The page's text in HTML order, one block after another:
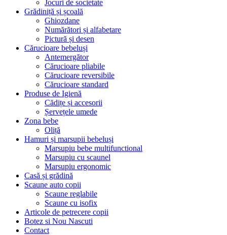
Jocuri de societate
Grădiniță și școală
Ghiozdane
Numărători și alfabetare
Pictură și desen
Cărucioare bebeluși
Antemergător
Cărucioare pliabile
Cărucioare reversibile
Cărucioare standard
Produse de Igienă
Cădițe și accesorii
Șervețele umede
Zona bebe
Oliță
Hamuri și marsupii bebeluși
Marsupiu bebe multifunctional
Marsupiu cu scaunel
Marsupiu ergonomic
Casă și grădină
Scaune auto copii
Scaune reglabile
Scaune cu isofix
Articole de petrecere copii
Botez si Nou Nascuti
Contact